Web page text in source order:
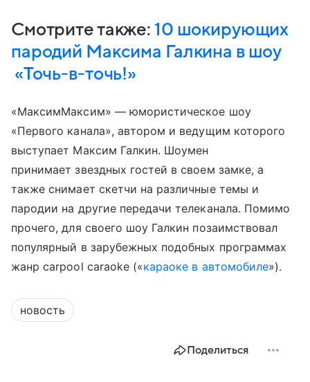
Смотрите также: 10 шокирующих
пародий Максима Галкина в шоу
«Точь-в-точь!»
«МаксимМаксим» — юмористическое шоу
«Первого канала», автором и ведущим которого
выступает Максим Галкин. Шоумен
принимает звездных гостей в своем замке, а
также снимает скетчи на различные темы и
пародии на другие передачи телеканала. Помимо
прочего, для своего шоу Галкин позаимствовал
популярный в зарубежных подобных программах
жанр carpool caraoke («караоке в автомобиле»).
новость
Поделиться